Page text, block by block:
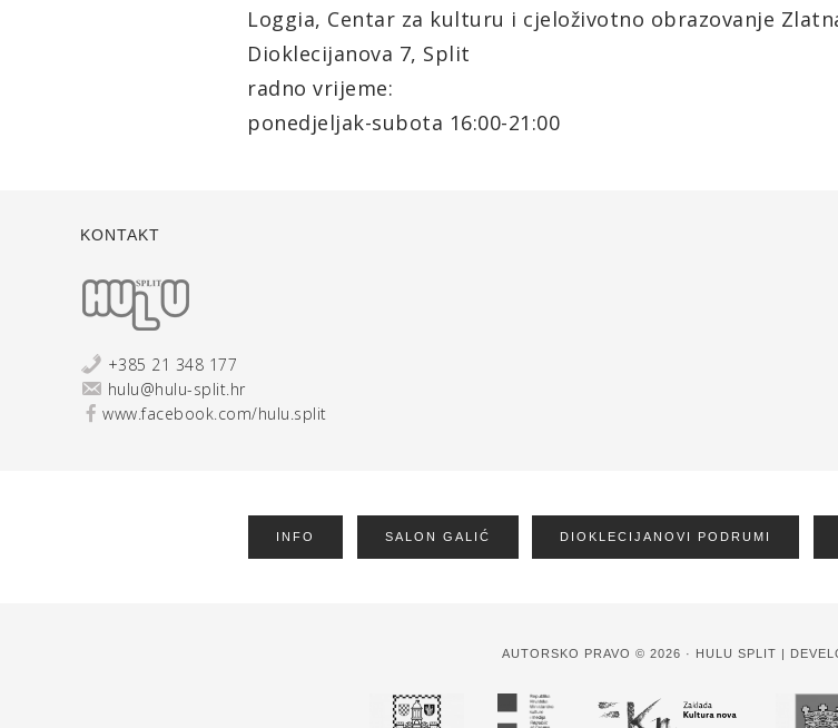
Loggia, Centar za kulturu i cjeloživotno obrazovanje
Dioklecijanova 7, Split
radno vrijeme:
ponedjeljak-subota 16:00-21:00
KONTAKT
+385 21 348 177
hulu@hulu-split.hr
www.facebook.com/hulu.split
INFO SALON GALIĆ DIOKLECIJANOVI PODRUMI
AUTORSKO PRAVO © 2026 · HULU SPLIT |